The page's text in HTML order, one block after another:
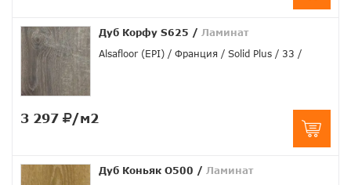
Дуб Корфу S625 / Ламинат
Alsafloor (EPI)
Франция Solid Plus 33
3 297 /м2
Дуб Коньяк O500 / Ламинат